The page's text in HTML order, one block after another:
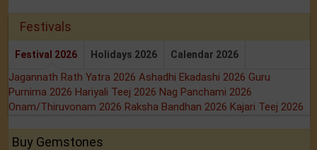
Festivals
Festival 2026 Holidays 2026 Calendar 2026
Jagannath Rath Yatra 2026 Ashadhi Ekadashi 2026 Guru
Purnima 2026 Hariyali Teej 2026 Nag Panchami 2026
Onam/Thiruvonam 2026 Raksha Bandhan 2026 Kajari Teej 2026
Buy Gemstones